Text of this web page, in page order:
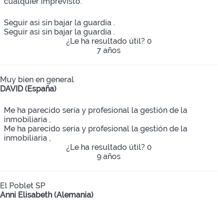
Seguir asi sin bajar la guardia .
Seguir asi sin bajar la guardia .
¿Le ha resultado útil? 0
7 años
Muy bien en general
DAVID (España)
Me ha parecido sería y profesional la gestión de la
inmobiliaria ,
Me ha parecido sería y profesional la gestión de la
inmobiliaria ,
¿Le ha resultado útil? 0
9 años
El Poblet SP
Anni Elisabeth (Alemania)